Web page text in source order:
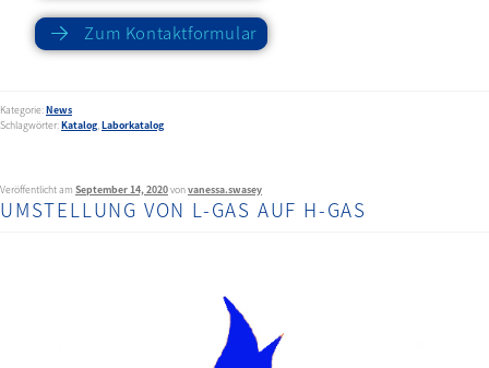
Zum Kontaktformular
Kategorie:News
Schlagwörter:Katalog,Laborkatalog
Veröffentlicht am September 14, 2020vonvanessa.swasey
UMSTELLUNG VON L-GAS AUF H-GAS